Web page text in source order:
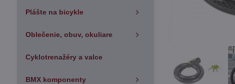
Plášte na bicykle
Oblečenie, obuv, okuliare
Cyklotrenažéry a valce
BMX komponenty